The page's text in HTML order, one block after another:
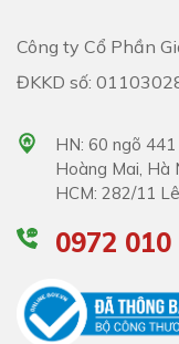
Công ty Cổ Phần
ĐKKD số:
HN: 60 ngõ
Hoàng Mai, Hà
HCM: 282/11
0972 010